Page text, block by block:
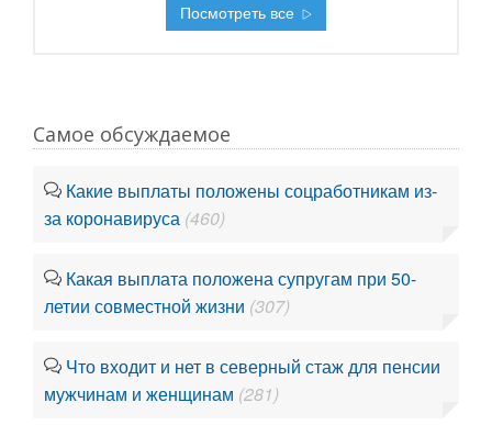
Посмотреть все
Самое обсуждаемое
Какие выплаты положены соцработникам из-
за коронавируса (460)
Какая выплата положена супругам при 50-
летии совместной жизни (307)
Что входит и нет в северный стаж для пенсии
мужчинам и женщинам (281)